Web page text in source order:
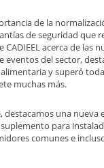
de la
de seguridad que
acerca de las
eventos del sector,
y superó
muchas más.
una nueva
para
comunes e